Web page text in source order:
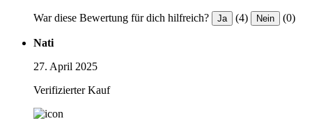
War diese Bewertung für dich hilfreich? Ja (4) Nein (0)
Nati
27. April 2025
Verifizierter Kauf